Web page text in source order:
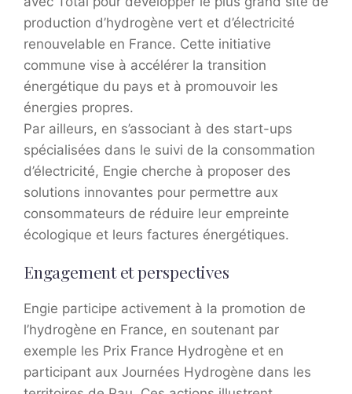
production d’hydrogène vert et d’électricité
renouvelable en France. Cette initiative
commune vise à accélérer la transition
énergétique du pays et à promouvoir les
énergies propres.
Par ailleurs, en s’associant à des start-ups
spécialisées dans le suivi de la consommation
d’électricité, Engie cherche à proposer des
solutions innovantes pour permettre aux
consommateurs de réduire leur empreinte
écologique et leurs factures énergétiques.
Engagement et perspectives
Engie participe activement à la promotion de
l’hydrogène en France, en soutenant par
exemple les Prix France Hydrogène et en
participant aux Journées Hydrogène dans les